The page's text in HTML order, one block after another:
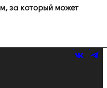
за который может